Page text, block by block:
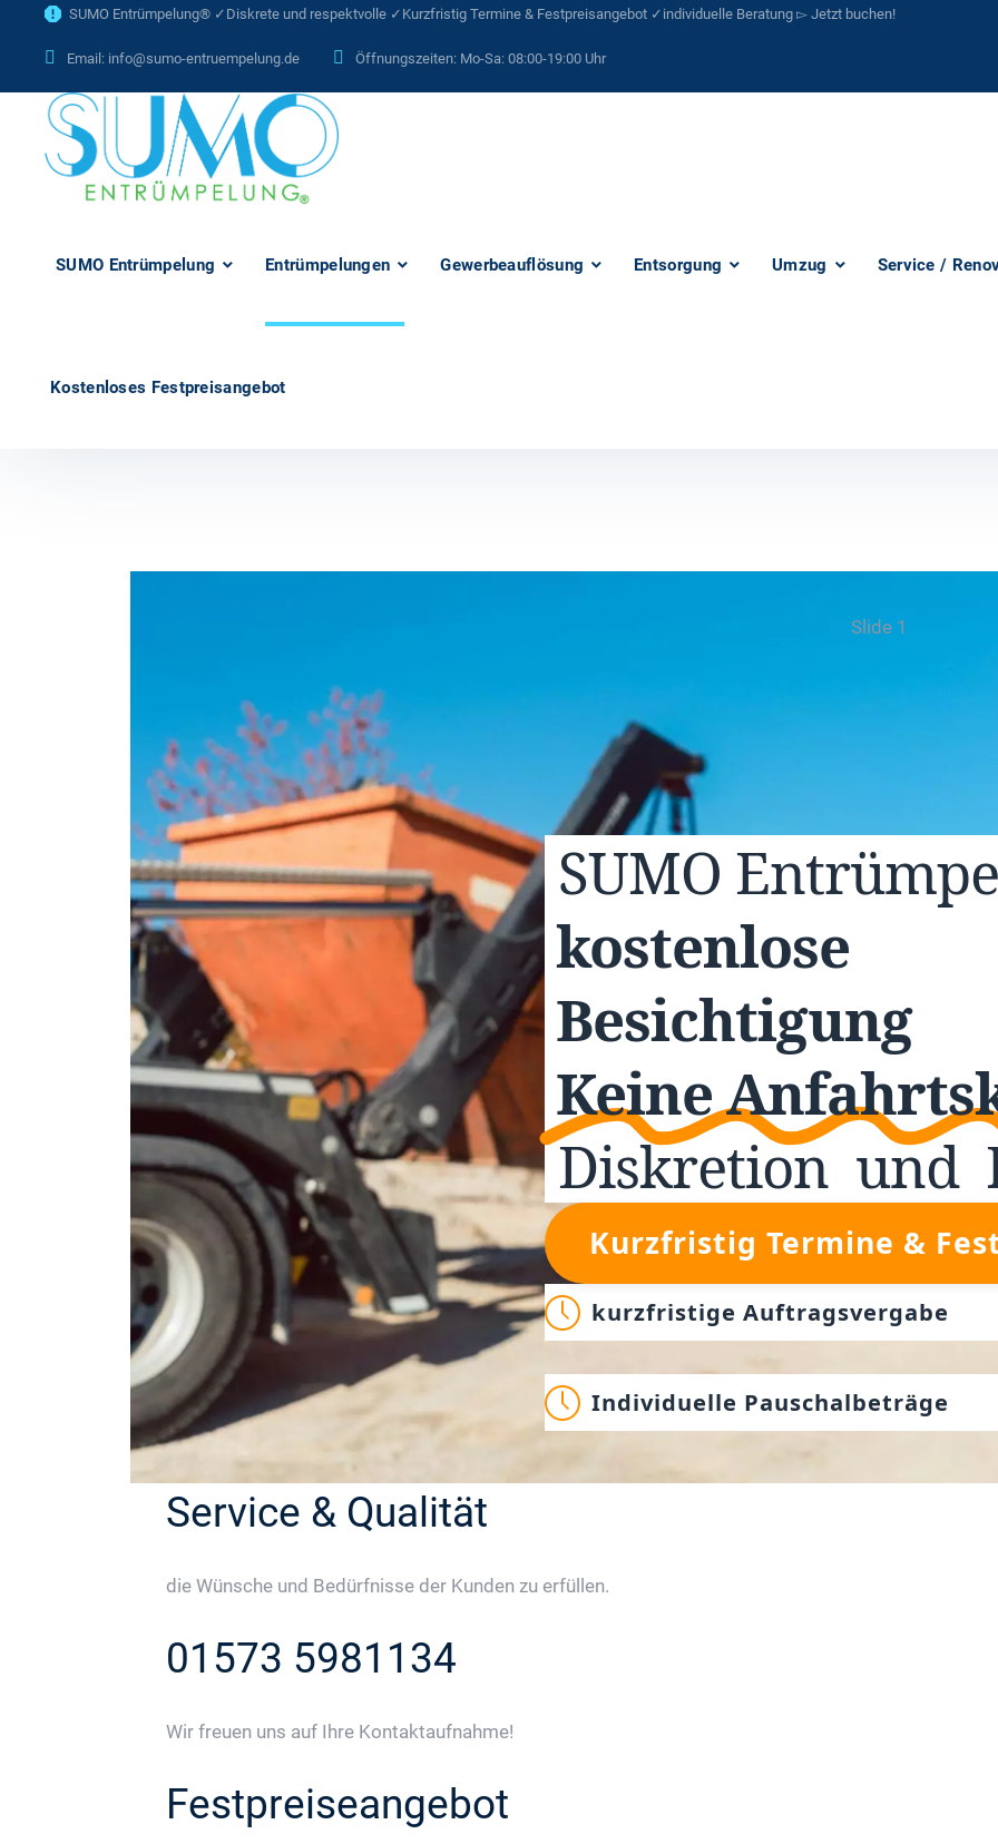
SUMO Entrümpelung® ✓Diskrete und respektvolle ✓Kurzfristig Termine & Festpreisangebot ✓individuelle Beratung ▻ Jetzt buchen!
Email: info@sumo-entruempelung.de Öffnungszeiten: Mo-Sa: 08:00-19:00 Uhr
SUMO Entrümpelung Entrümpelungen Gewerbeauflösung Entsorgung Umzug Service /
Kostenloses Festpreisangebot
Slide 1
SUMO
kostenlose
Besichtigung
Keine
Diskretion und
Kurzfristig Termine &
kurzfristige Auftragsvergabe
Individuelle Pauschalbeträge
Service & Qualität
die Wünsche und Bedürfnisse der Kunden zu erfüllen.
01573 5981134
Wir freuen uns auf Ihre Kontaktaufnahme!
Festpreiseangebot